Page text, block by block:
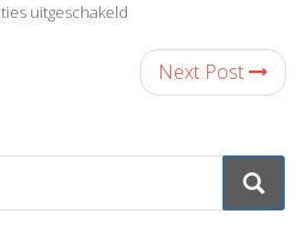
uitgeschakeld
Next Post